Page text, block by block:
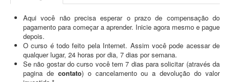
Aqui você não precisa esperar o prazo de compensação do
pagamento para começar a aprender. Inicie agora mesmo e pague
depois.
O curso é todo feito pela Internet. Assim você pode acessar de
qualquer lugar, 24 horas por dia, 7 dias por semana.
Se não gostar do curso você tem 7 dias para solicitar (através da
pagina de contato) o cancelamento ou a devolução do valor